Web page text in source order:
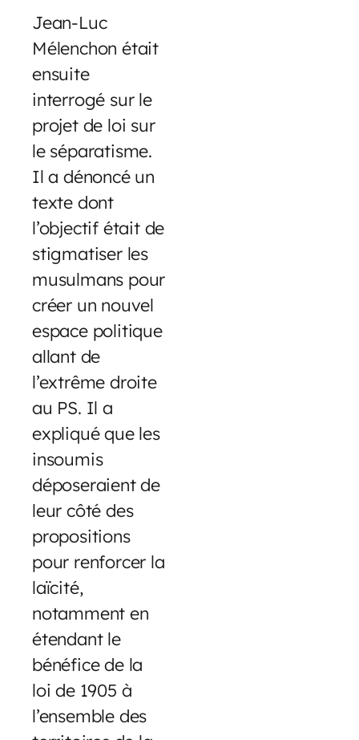
Jean-Luc
Mélenchon était
ensuite
interrogé sur le
projet de loi sur
le séparatisme.
Il a dénoncé un
texte dont
l’objectif était de
stigmatiser les
musulmans pour
créer un nouvel
espace politique
allant de
l’extrême droite
au PS. Il a
expliqué que les
insoumis
déposeraient de
leur côté des
propositions
pour renforcer la
laïcité,
notamment en
étendant le
bénéfice de la
loi de 1905 à
l’ensemble des